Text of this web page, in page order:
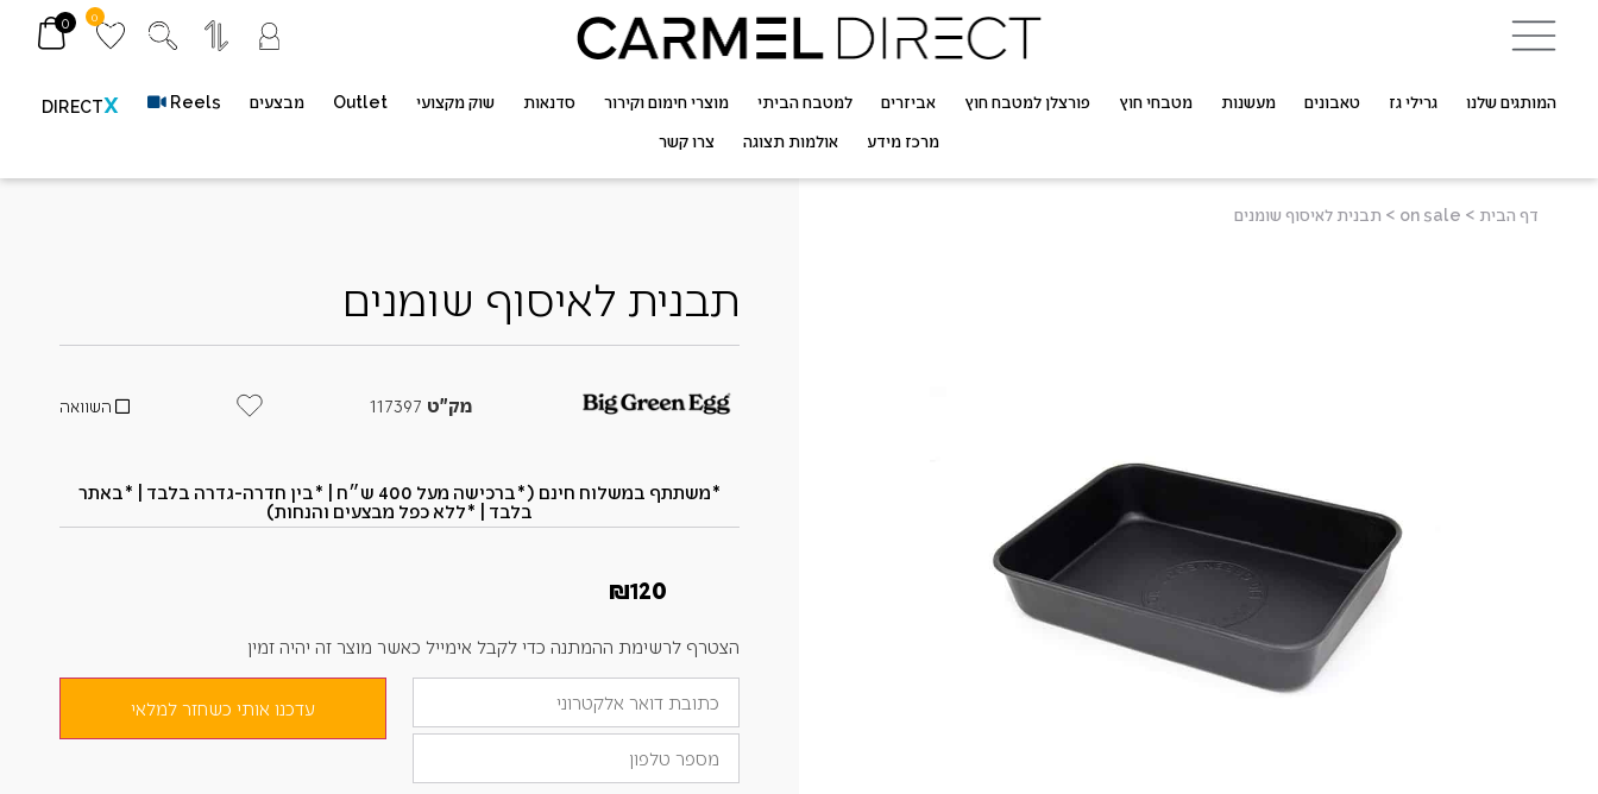
0
0
המותגים שלנו גרילי גז טאבונים מעשנות מטבחי חוץ פורצלן למטבח חוץ אביזרים למטבח הביתי מוצרי חימום וקירור סדנאות שוק מקצועי Outlet מבצעים Reels
DIRECTX
מרכז מידע אולמות תצוגה צרו קשר
דף הבית >
on sale
> תבנית לאיסוף שומנים
תבנית לאיסוף שומנים
מק"ט השוואה
*משתתף במשלוח חינם (*ברכישה מעל 400 ש״ח​ | *בין חדרה-גדרה בלבד | *באתר
בלבד | *ללא כפל מבצעים והנחות)
₪120
הצטרף לרשימת ההמתנה כדי לקבל אימייל כאשר מוצר זה יהיה זמין
הזן
את
כתובת
שלך
כדי
מספר
טלפון
עדכנו אותי כשחזר למלאי